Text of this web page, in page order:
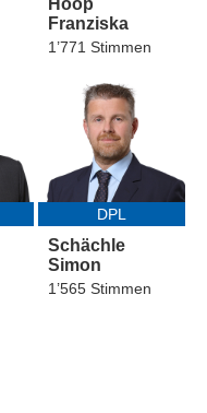
Hoop
Franziska
1’771 Stimmen
DPL
Schächle
Simon
1’565 Stimmen